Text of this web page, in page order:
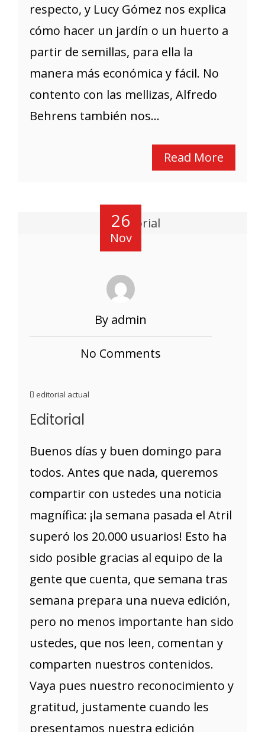
respecto, y Lucy Gómez nos explica
cómo hacer un jardín o un huerto a
partir de semillas, para ella la
manera más económica y fácil. No
contento con las mellizas, Alfredo
Behrens también nos...
Read More
26
Nov
By admin
No Comments
editorial actual
Editorial
Buenos días y buen domingo para
todos. Antes que nada, queremos
compartir con ustedes una noticia
magnífica: ¡la semana pasada el Atril
superó los 20.000 usuarios! Esto ha
sido posible gracias al equipo de la
gente que cuenta, que semana tras
semana prepara una nueva edición,
pero no menos importante han sido
ustedes, que nos leen, comentan y
comparten nuestros contenidos.
Vaya pues nuestro reconocimiento y
gratitud, justamente cuando les
presentamos nuestra edición